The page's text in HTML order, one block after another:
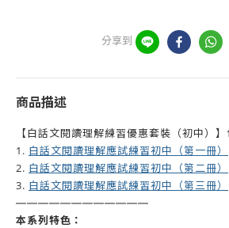
分享到
商品描述
【白話文閱讀理解練習優惠套裝（初中）】
1. 白話文閱讀理解應試練習初中（第一冊）
2. 白話文閱讀理解應試練習初中（第二冊）
3. 白話文閱讀理解應試練習初中（第三冊）
————————————
本系列特色：